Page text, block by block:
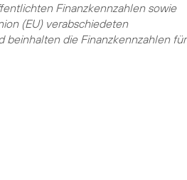
Finanzkennzahlen sowie
(EU) verabschiedeten
beinhalten die Finanzkennzahlen für